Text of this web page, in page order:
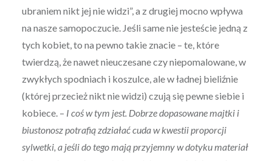
ubraniem nikt jej nie widzi”, a z drugiej mocno wpływa
na nasze samopoczucie. Jeśli same nie jesteście jedną z
tych kobiet, to na pewno takie znacie – te, które
twierdzą, że nawet nieuczesane czy niepomalowane, w
zwykłych spodniach i koszulce, ale w ładnej bieliźnie
(której przecież nikt nie widzi) czują się pewne siebie i
kobiece. – I coś w tym jest. Dobrze dopasowane majtki i
biustonosz potrafią zdziałać cuda w kwestii proporcji
sylwetki, a jeśli do tego mają przyjemny w dotyku materiał